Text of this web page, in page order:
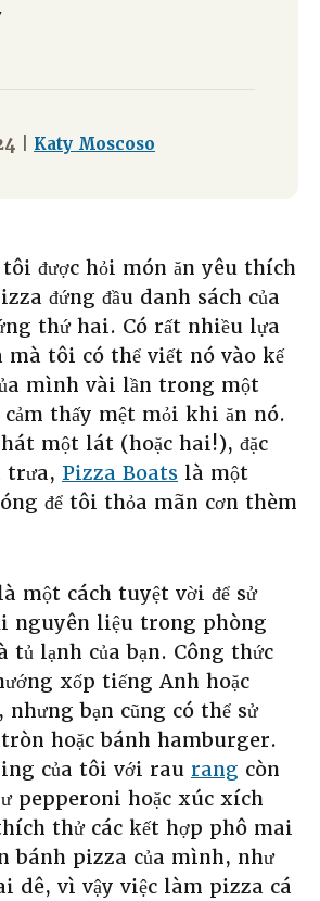
| Katy Moscoso
được hỏi món ăn yêu thích
đứng đầu danh sách của
thứ hai. Có rất nhiều lựa
mà tôi có thể viết nó vào kế
mình vài lần trong một
thấy mệt mỏi khi ăn nó.
một lát (hoặc hai!), đặc
trưa, Pizza Boats là một
để tôi thỏa mãn cơn thèm
một cách tuyệt vời để sử
nguyên liệu trong phòng
tủ lạnh của bạn. Công thức
xốp tiếng Anh hoặc
bạn cũng có thể sử
hoặc bánh hamburger.
của tôi với rau rang còn
pepperoni hoặc xúc xích
thử các kết hợp phô mai
bánh pizza của mình, như
dê, vì vậy việc làm pizza cá